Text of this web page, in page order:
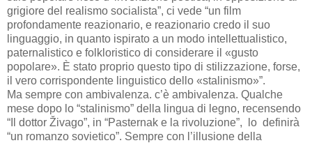
grigiore del realismo socialista”, ci vede “un film
profondamente reazionario, e reazionario credo il suo
linguaggio, in quanto ispirato a un modo intellettualistico,
paternalistico e folkloristico di considerare il «gusto
popolare». È stato proprio questo tipo di stilizzazione, forse,
il vero corrispondente linguistico dello «stalinismo»”.
Ma sempre con ambivalenza. c’è ambivalenza. Qualche
mese dopo lo “stalinismo” della lingua di legno, recensendo
“Il dottor Živago”, in “Pasternak e la rivoluzione”, lo definirà
“un romanzo sovietico”. Sempre con l’illusione della